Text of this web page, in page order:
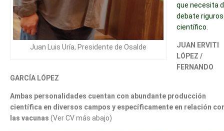
Juan Luis Uría, Presidente de Osalde
que necesita
debate
científico.
JUAN ERVITI
LÓPEZ /
FERNANDO
GARCÍA LÓPEZ
Ambas personalidades cuentan con abundante producción
científica en diversos campos y específicamente en relación
las vacunas (Ver CV más abajo)